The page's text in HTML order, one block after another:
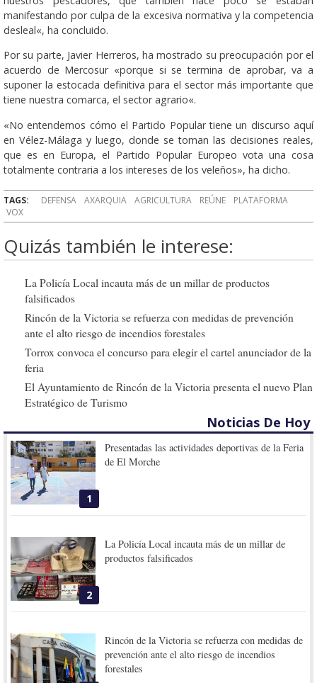
manifestando por culpa de la excesiva normativa y la competencia
desleal«, ha concluido.
Por su parte, Javier Herreros, ha mostrado su preocupación por el
acuerdo de Mercosur «porque si se termina de aprobar, va a
suponer la estocada definitiva para el sector más importante que
tiene nuestra comarca, el sector agrario«.
«No entendemos cómo el Partido Popular tiene un discurso aquí
en Vélez-Málaga y luego, donde se toman las decisiones reales,
que es en Europa, el Partido Popular Europeo vota una cosa
totalmente contraria a los intereses de los veleños», ha dicho.
TAGS: DEFENSA AXARQUIA AGRICULTURA REÚNE
PLATAFORMA
VOX
Quizás también le interese:
La Policía Local incauta más de un millar de productos
falsificados
Rincón de la Victoria se refuerza con medidas de prevención
ante el alto riesgo de incendios forestales
Torrox convoca el concurso para elegir el cartel anunciador de la
feria
El Ayuntamiento de Rincón de la Victoria presenta el nuevo Plan
Estratégico de Turismo
Noticias De Hoy
1
Presentadas las actividades deportivas de la Feria
de El Morche
2
La Policía Local incauta más de un millar de
productos falsificados
Rincón de la Victoria se refuerza con medidas de
prevención ante el alto riesgo de incendios
forestales